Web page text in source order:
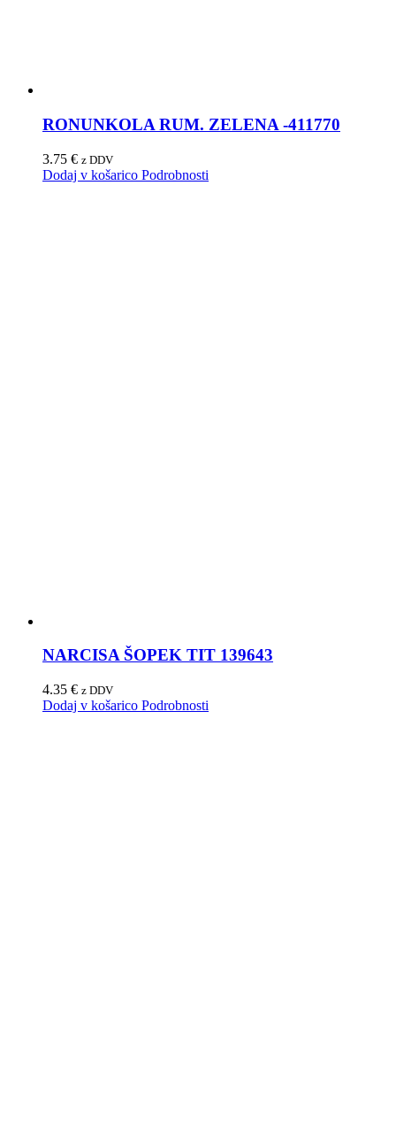
RONUNKOLA RUM. ZELENA -411770
3.75 € z DDV
Dodaj v košarico Podrobnosti
NARCISA ŠOPEK TIT 139643
4.35 € z DDV
Dodaj v košarico Podrobnosti